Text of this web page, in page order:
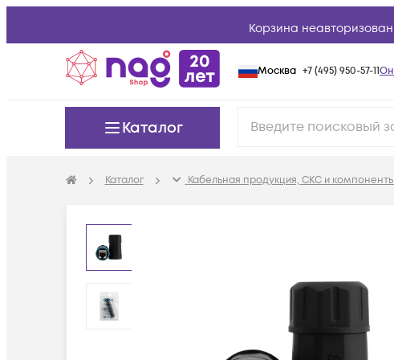
Корзина
Москва +7 (495) 950-57-11
Каталог
Каталог Кабельная продукция, СКС и